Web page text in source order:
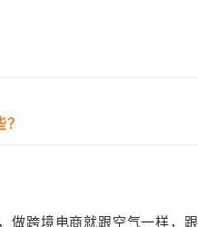
？
做跨境电商就跟空气一样，跟